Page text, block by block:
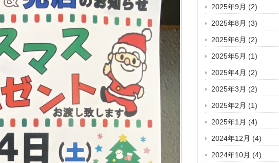
2025年9月 (2)
2025年8月 (3)
2025年6月 (2)
2025年5月 (1)
2025年4月 (2)
2025年3月 (2)
2025年2月 (1)
2025年1月 (4)
2024年12月 (4)
2024年10月 (4)